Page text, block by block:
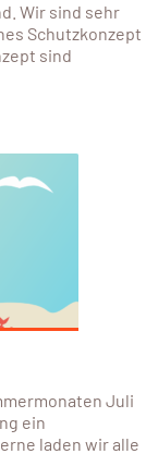
Wir sind sehr
Schutzkonzept
sind
Juli
ein
laden wir alle